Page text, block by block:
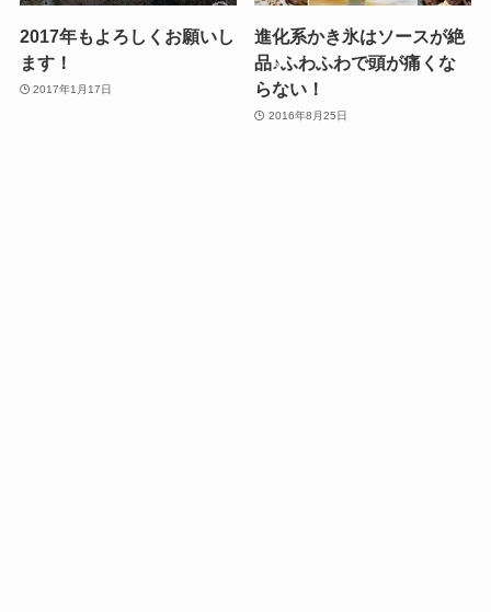
2017年もよろしくお願いし
ます！
2017年1月17日
進化系かき氷はソースが絶
品♪ふわふわで頭が痛くな
らない！
2016年8月25日